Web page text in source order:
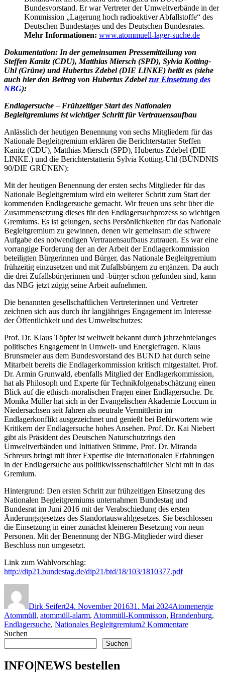
Bundesvorstand. Er war Vertreter der Umweltverbände in der
Kommission „Lagerung hoch radioaktiver Abfallstoffe“ des
Deutschen Bundestages und des Deutschen Bundesrates.
Mehr Informationen: www.atommuell-lager-suche.de
Dokumentation: In der gemeinsamen Pressemitteilung von
Steffen Kanitz (CDU), Matthias Miersch (SPD), Sylvia Kotting-
Uhl (Grüne) und Hubertus Zdebel (DIE LINKE) heißt es (siehe
auch hier den Beitrag von Hubertus Zdebelzur Einsetzung des
NBG):
Endlagersuche – Frühzeitiger Start des Nationalen
Begleitgremiums ist wichtiger Schritt für Vertrauensaufbau
Anlässlich der heutigen Benennung von sechs Mitgliedern für das
Nationale Begleitgremium erklären die Berichterstatter Steffen
Kanitz (CDU), Matthias Miersch (SPD), Hubertus Zdebel (DIE
LINKE.) und die Berichterstatterin Sylvia Kotting-Uhl (BÜNDNIS
90/DIE GRÜNEN):
Mit der heutigen Benennung der ersten sechs Mitglieder für das
Nationale Begleitgremium wird ein weiterer Schritt zum Start der
kommenden Endlagersuche gemacht. Wir freuen uns sehr über die
Zusammensetzung dieses für den Endlagersuchprozess so wichtigen
Gremiums. Es ist gelungen, sechs Persönlichkeiten für das Nationale
Begleitgremium zu gewinnen, denen wir gemeinsam die schwere
Aufgabe des notwendigen Vertrauensaufbaus zutrauen. Es war eine
vorrangige Forderung der an der Arbeit der Endlagerkommission
beteiligten Bürgerinnen und Bürger, das Nationale Begleitgremium
frühzeitig einzusetzen und mit Zufallsbürgern zu ergänzen. Da auch
die drei Zufallsbürgerinnen und -bürger schon gefunden sind, kann
das NBG jetzt zügig seine Arbeit aufnehmen.
Die benannten gesellschaftlichen Vertreterinnen und Vertreter
zeichnen sich aus durch ihr langjähriges Engagement im Interesse
der Öffentlichkeit und des Umweltschutzes:
Prof. Dr. Klaus Töpfer ist weltweit bekannt durch jahrzehntelanges
politisches Engagement in Umwelt- und Energiefragen. Klaus
Brunsmeier aus dem Bundesvorstand des BUND hat durch seine
Mitarbeit bereits die Endlagerkommission kritisch mitgestaltet. Prof.
Dr. Armin Grunwald, ebenfalls Mitglied der Endlagerkommission,
hat als Philosoph und Experte für Technikfolgenabschätzung einen
Blick auf die ethisch-moralischen Fragen einer Endlagersuche. Dr.
Monika Müller hat sich in der Evangelischen Akademie Loccum in
Niedersachsen seit Jahren als neutrale Vermittlerin im
Endlagerkonflikt ausgezeichnet und genießt bei Befürwortern wie
Kritikern der Endlagersuche hohes Ansehen. Prof. Dr. Kai Niebert
gibt als Präsident des Deutschen Naturschutzrings den
Umweltverbänden und Initiativen Stimme, Prof. Dr. Miranda
Schreurs bringt mit ihrer Expertise die internationalen Erfahrungen
in der Endlagersuche aus politikwissenschaftlicher Sicht mit in das
Gremium.
Hintergrund: Den ersten Schritt zur frühzeitigen Einsetzung des
Nationalen Begleitgremiums unternahmen Bundestag und
Bundesrat im Juni 2016 mit der Verabschiedung des ersten
Änderungsgesetzes des Standortauswahlgesetzes. Sie beschlossen
die Einsetzung in einer zunächst kleineren Besetzung von neun
Personen. Mit der Benennung der NBG-Mitglieder wird dieser
Beschluss nun umgesetzt.
Link zum Wahlvorschlag:
http://dip21.bundestag.de/dip21/btd/18/103/1810377.pdf
Dirk Seifert24. November 201631. Mai 2024Atomenergie
Atommüll, atommüll-alarm, Atommüll-Kommisson, Brandenburg,
Endlagersuche, Nationales Begleitgremium2 Kommentarezu
Suchen
Suchen
INFO|NEWS bestellen